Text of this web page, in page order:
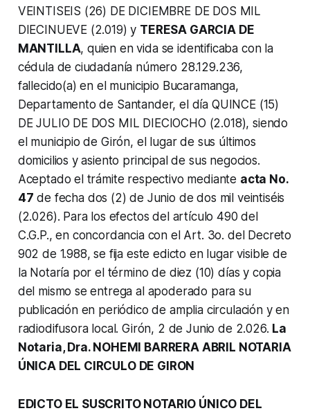
VEINTISEIS (26) DE DICIEMBRE DE DOS MIL
DIECINUEVE (2.019) y TERESA GARCIA DE
MANTILLA, quien en vida se identificaba con la
cédula de ciudadanía número 28.129.236,
fallecido(a) en el municipio Bucaramanga,
Departamento de Santander, el día QUINCE (15)
DE JULIO DE DOS MIL DIECIOCHO (2.018), siendo
el municipio de Girón, el lugar de sus últimos
domicilios y asiento principal de sus negocios.
Aceptado el trámite respectivo mediante acta No.
47 de fecha dos (2) de Junio de dos mil veintiséis
(2.026). Para los efectos del artículo 490 del
C.G.P., en concordancia con el Art. 3o. del Decreto
902 de 1.988, se fija este edicto en lugar visible de
la Notaría por el término de diez (10) días y copia
del mismo se entrega al apoderado para su
publicación en periódico de amplia circulación y en
radiodifusora local. Girón, 2 de Junio de 2.026. La
Notaria, Dra. NOHEMI BARRERA ABRIL NOTARIA
ÚNICA DEL CIRCULO DE GIRON
EDICTO EL SUSCRITO NOTARIO ÚNICO DEL